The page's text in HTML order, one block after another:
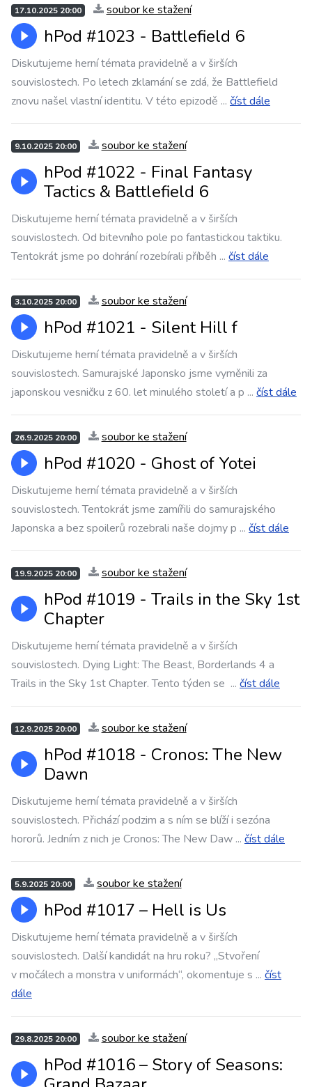
17.10.2025 20:00 soubor ke stažení
hPod #1023 - Battlefield 6
Diskutujeme herní témata pravidelně a v širších
souvislostech. Po letech zklamání se zdá, že Battlefield
znovu našel vlastní identitu. V této epizodě ... číst dále
9.10.2025 20:00 soubor ke stažení
hPod #1022 - Final Fantasy
Tactics & Battlefield 6
Diskutujeme herní témata pravidelně a v širších
souvislostech. Od bitevního pole po fantastickou taktiku.
Tentokrát jsme po dohrání rozebírali příběh ... číst dále
3.10.2025 20:00 soubor ke stažení
hPod #1021 - Silent Hill f
Diskutujeme herní témata pravidelně a v širších
souvislostech. Samurajské Japonsko jsme vyměnili za
japonskou vesničku z 60. let minulého století a p ... číst dále
26.9.2025 20:00 soubor ke stažení
hPod #1020 - Ghost of Yotei
Diskutujeme herní témata pravidelně a v širších
souvislostech. Tentokrát jsme zamířili do samurajského
Japonska a bez spoilerů rozebrali naše dojmy p ... číst dále
19.9.2025 20:00 soubor ke stažení
hPod #1019 - Trails in the Sky 1st
Chapter
Diskutujeme herní témata pravidelně a v širších
souvislostech. Dying Light: The Beast, Borderlands 4 a
Trails in the Sky 1st Chapter. Tento týden se ... číst dále
12.9.2025 20:00 soubor ke stažení
hPod #1018 - Cronos: The New
Dawn
Diskutujeme herní témata pravidelně a v širších
souvislostech. Přichází podzim a s ním se blíží i sezóna
hororů. Jedním z nich je Cronos: The New Daw ... číst dále
5.9.2025 20:00 soubor ke stažení
hPod #1017 –⁠⁠⁠⁠⁠⁠ Hell is Us
Diskutujeme herní témata pravidelně a v širších
souvislostech. Další kandidát na hru roku? „Stvoření
v močálech a monstra v uniformách“, okomentuje s ... číst
dále
29.8.2025 20:00 soubor ke stažení
hPod #1016 –⁠⁠⁠⁠⁠⁠ Story of Seasons: